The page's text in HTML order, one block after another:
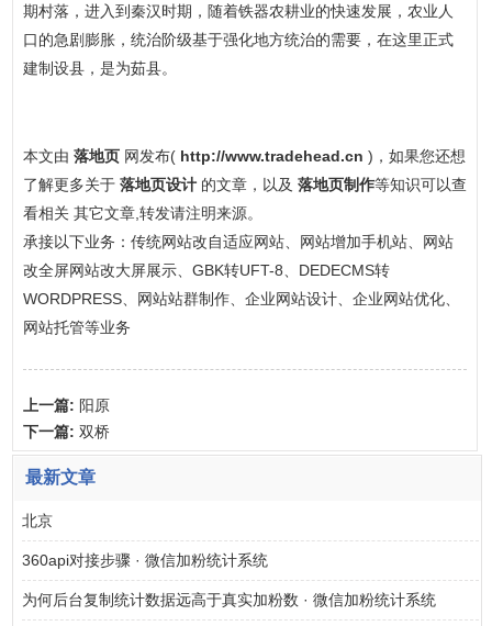
期村落，进入到秦汉时期，随着铁器农耕业的快速发展，农业人
口的急剧膨胀，统治阶级基于强化地方统治的需要，在这里正式
建制设县，是为茹县。
本文由 落地页 网发布( http://www.tradehead.cn )，如果您还想
了解更多关于 落地页设计 的文章，以及 落地页制作等知识可以查
看相关 其它文章,转发请注明来源。
承接以下业务：传统网站改自适应网站、网站增加手机站、网站
改全屏网站改大屏展示、GBK转UFT-8、DEDECMS转
WORDPRESS、网站站群制作、企业网站设计、企业网站优化、
网站托管等业务
上一篇: 阳原
下一篇: 双桥
最新文章
北京
360api对接步骤 · 微信加粉统计系统
为何后台复制统计数据远高于真实加粉数 · 微信加粉统计系统